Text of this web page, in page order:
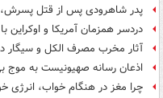
پدر شاهرودی پس از قتل
دردسر همزمان آمریکا و
آثار مخرب مصرف الکل و سیگار
اذعان رسانه صهیونیست به موج
چرا مغز در هنگام خواب، انرژی